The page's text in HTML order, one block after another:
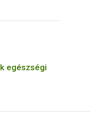
egészségi